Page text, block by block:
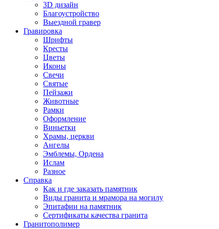
3D дизайн
Благоустройство
Выездной гравер
Гравировка
Шрифты
Кресты
Цветы
Иконы
Свечи
Святые
Пейзажи
Животные
Рамки
Оформление
Виньетки
Храмы, церкви
Ангелы
Эмблемы, Ордена
Ислам
Разное
Справка
Как и где заказать памятник
Виды гранита и мрамора на могилу
Эпитафии на памятник
Сертификаты качества гранита
Гранитополимер